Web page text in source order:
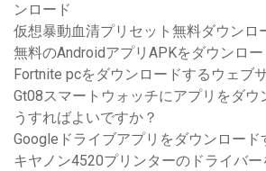
ンロード
仮想暴動血清プリセット無料ダウンロ
無料のAndroidアプリAPKをダウンロー
Fortnite pcをダウンロードするウェブ
Gt08スマートウォッチにアプリをダウ
うすればよいですか？
Googleドライブアプリをダウンロード
キヤノン4520プリンターのドライバ